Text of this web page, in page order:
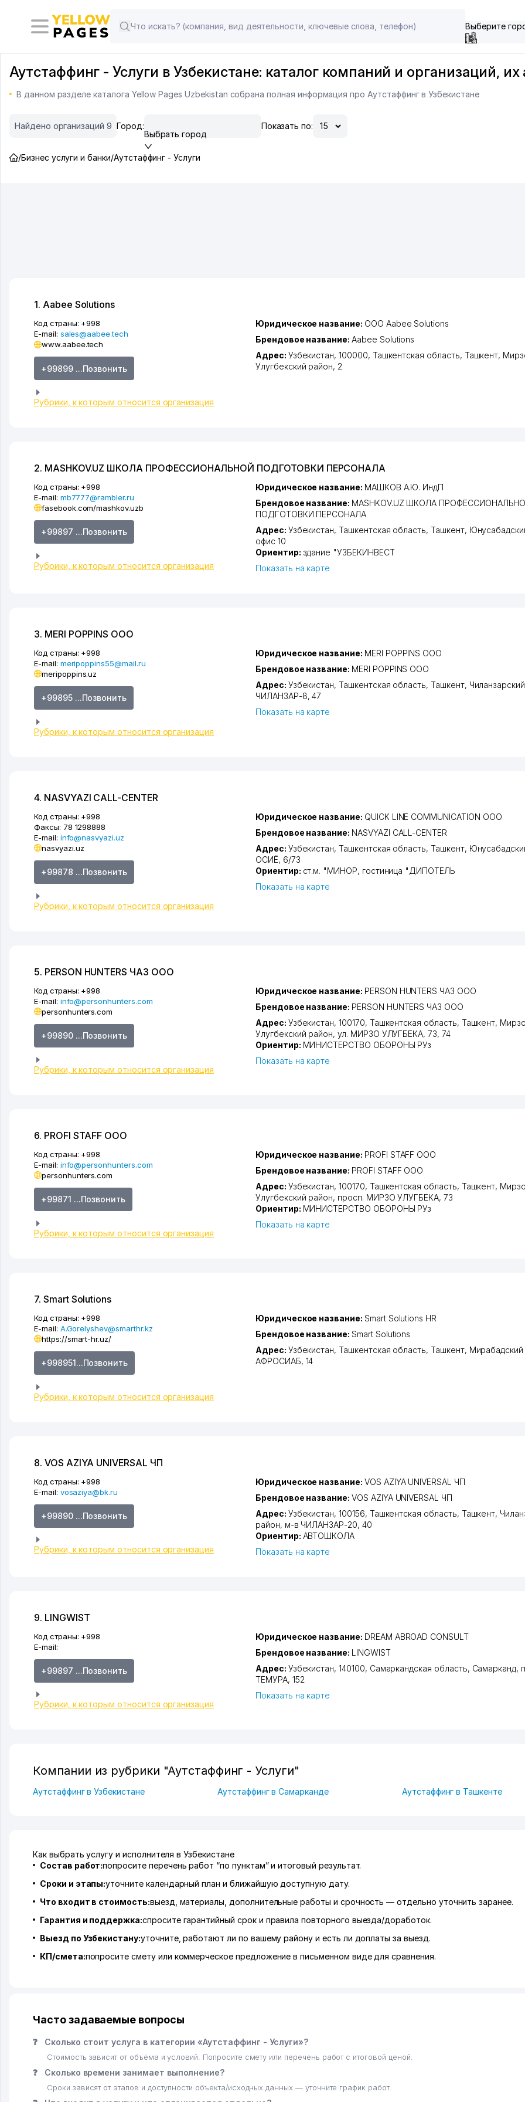
Выберите
Аутстаффинг - Услуги в Узбекистане: каталог компаний и организаций,
В данном разделе каталога Yellow Pages Uzbekistan собрана полная информация про Аутстаффинг в Узбекистане
Найдено организаций 9 Город:
Выбрать город
Показать по:
/Бизнес услуги и банки/Аутстаффинг - Услуги
1. Aabee Solutions
Код страны: +998
E-mail: sales@aabee.tech
www.aabee.tech
+99899 ...Позвонить
Рубрики, к которым относится организация
Юридическое название: ООО Aabee Solutions
Брендовое название: Aabee Solutions
Адрес: Узбекистан, 100000, Ташкентская область, Ташкент,
Улугбекский район, 2
2. MASHKOV.UZ ШКОЛА ПРОФЕССИОНАЛЬНОЙ ПОДГОТОВКИ ПЕРСОНАЛА
Код страны: +998
E-mail: mb7777@rambler.ru
fasebook.com/mashkov.uzb
+99897 ...Позвонить
Рубрики, к которым относится организация
Юридическое название: МАШКОВ А.Ю. ИндП
Брендовое название: MASHKOV.UZ ШКОЛА
ПОДГОТОВКИ ПЕРСОНАЛА
Адрес: Узбекистан,Ташкентская область,Ташкент,
офис 10
Ориентир: здание "УЗБЕКИНВЕСТ
Показать на карте
3. MERI POPPINS ООО
Код страны: +998
E-mail: meripoppins55@mail.ru
meripoppins.uz
+99895 ...Позвонить
Рубрики, к которым относится организация
Юридическое название: MERI POPPINS ООО
Брендовое название: MERI POPPINS ООО
Адрес: Узбекистан,Ташкентская область,Ташкент,
ЧИЛАНЗАР-8, 47
Показать на карте
4. NASVYAZI CALL-CENTER
Код страны: +998
Факсы: 78 1298888
E-mail: info@nasvyazi.uz
nasvyazi.uz
+99878 ...Позвонить
Рубрики, к которым относится организация
Юридическое название: QUICK LINE COMMUNICATION ООО
Брендовое название: NASVYAZI CALL-CENTER
Адрес: Узбекистан,Ташкентская область,Ташкент,
ОСИЁ, 6/73
Ориентир: ст.м. "МИНОР, гостиница "ДИПОТЕЛЬ
Показать на карте
5. PERSON HUNTERS ЧАЗ ООО
Код страны: +998
E-mail: info@personhunters.com
personhunters.com
+99890 ...Позвонить
Рубрики, к которым относится организация
Юридическое название: PERSON HUNTERS ЧАЗ ООО
Брендовое название: PERSON HUNTERS ЧАЗ ООО
Адрес: Узбекистан, 100170, Ташкентская область, Ташкент,
Улугбекский район,ул. МИРЗО УЛУГБЕКА, 73, 74
Ориентир: МИНИСТЕРСТВО ОБОРОНЫ РУз
Показать на карте
6. PROFI STAFF ООО
Код страны: +998
E-mail: info@personhunters.com
personhunters.com
+99871 ...Позвонить
Рубрики, к которым относится организация
Юридическое название: PROFI STAFF ООО
Брендовое название: PROFI STAFF ООО
Адрес: Узбекистан, 100170, Ташкентская область, Ташкент,
Улугбекский район, просп. МИРЗО УЛУГБЕКА, 73
Ориентир: МИНИСТЕРСТВО ОБОРОНЫ РУз
Показать на карте
7. Smart Solutions
Код страны: +998
E-mail: A.Gorelyshev@smarthr.kz
https://smart-hr.uz/
+998951...Позвонить
Рубрики, к которым относится организация
Юридическое название: Smart Solutions HR
Брендовое название: Smart Solutions
Адрес: Узбекистан,Ташкентская область,Ташкент,
АФРОСИАБ, 14
8. VOS AZIYA UNIVERSAL ЧП
Код страны: +998
E-mail: vosaziya@bk.ru
+99890 ...Позвонить
Рубрики, к которым относится организация
Юридическое название: VOS AZIYA UNIVERSAL ЧП
Брендовое название: VOS AZIYA UNIVERSAL ЧП
Адрес: Узбекистан, 100156, Ташкентская область, Ташкент,
район, м-в ЧИЛАНЗАР-20, 40
Ориентир: АВТОШКОЛА
Показать на карте
9. LINGWIST
Код страны: +998
E-mail:
+99897 ...Позвонить
Рубрики, к которым относится организация
Юридическое название: DREAM ABROAD CONSULT
Брендовое название: LINGWIST
Адрес: Узбекистан, 140100, Самаркандская область, Самарканд,
ТЕМУРА, 152
Показать на карте
Компании из рубрики "Аутстаффинг - Услуги"
Аутстаффинг в Узбекистане Аутстаффинг в Самарканде Аутстаффинг в Ташкенте
Как выбрать услугу и исполнителя в Узбекистане
Состав работ:попросите перечень работ “по пунктам” и итоговый результат.
Сроки и этапы:уточните календарный план и ближайшую доступную дату.
Что входит в стоимость:выезд, материалы, дополнительные работы и срочность — отдельно уточнить заранее.
Гарантия и поддержка:спросите гарантийный срок и правила повторного выезда/доработок.
Выезд по Узбекистану:уточните, работают ли по вашему району и есть ли доплаты за выезд.
КП/смета:попросите смету или коммерческое предложение в письменном виде для сравнения.
Часто задаваемые вопросы
❓ Сколько стоит услуга в категории «Аутстаффинг - Услуги»?
Стоимость зависит от объёма и условий. Попросите смету или перечень работ с итоговой ценой.
❓ Сколько времени занимает выполнение?
Сроки зависят от этапов и доступности объекта/исходных данных — уточните график работ.